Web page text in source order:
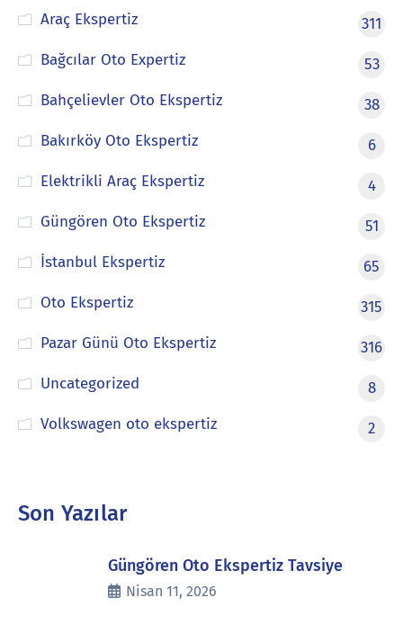
Araç Ekspertiz
311
Bağcılar Oto Expertiz
53
Bahçelievler Oto Ekspertiz
38
Bakırköy Oto Ekspertiz
6
Elektrikli Araç Ekspertiz
4
Güngören Oto Ekspertiz
51
İstanbul Ekspertiz
65
Oto Ekspertiz
315
Pazar Günü Oto Ekspertiz
316
Uncategorized
8
Volkswagen oto ekspertiz
2
Son Yazılar
Güngören Oto Ekspertiz Tavsiye
Nisan 11, 2026